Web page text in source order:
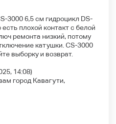
3000 6,5 см гидроцикл DS-
плохой контакт с белой
ремонта низкий, потому
катушки. CS-3000
выборку и возврат.
14:08)
город Кавагути,